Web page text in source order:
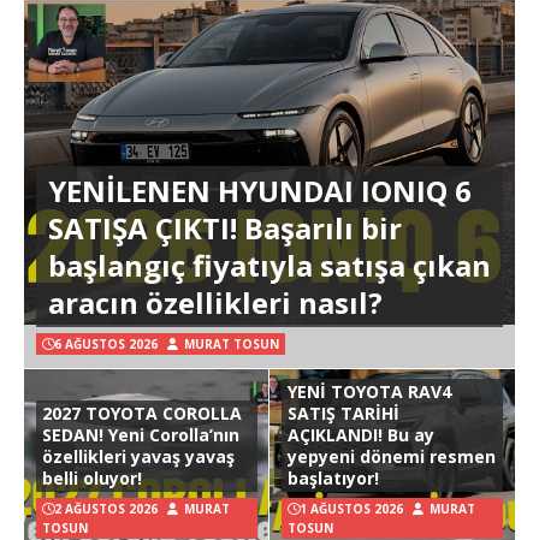
YENİLENEN HYUNDAI IONIQ 6
SATIŞA ÇIKTI! Başarılı bir
başlangıç fiyatıyla satışa çıkan
aracın özellikleri nasıl?
6 AĞUSTOS 2026 MURAT TOSUN
2027 TOYOTA COROLLA
SEDAN! Yeni Corolla’nın
özellikleri yavaş yavaş
belli oluyor!
2 AĞUSTOS 2026
MURAT
TOSUN
YENİ TOYOTA RAV4
SATIŞ TARİHİ
AÇIKLANDI! Bu ay
yepyeni dönemi resmen
başlatıyor!
1 AĞUSTOS 2026
MURAT
TOSUN